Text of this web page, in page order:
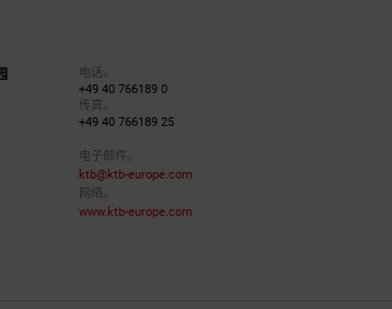
电话。
+49 40 766189 0
传真。
+49 40 766189 25
电子邮件。
ktb@ktb-europe.com
网络。
www.ktb-europe.com